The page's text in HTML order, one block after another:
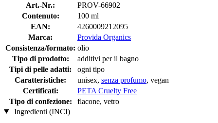
Art.-Nr.:
PROV-66902
Contenuto:
100 ml
EAN:
4260009212095
Marca:
Provida Organics
Consistenza/formato: olio
Tipo di prodotto:
additivi per il bagno
Tipi di pelle adatti:
ogni tipo
Caratteristiche:
unisex, senza profumo, vegan
Certificati:
PETA Cruelty Free
Tipo di confezione:
flacone, vetro
Ingredienti (INCI)